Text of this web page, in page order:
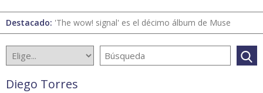
Destacado: 'The wow! signal' es el décimo álbum de Muse
Diego Torres